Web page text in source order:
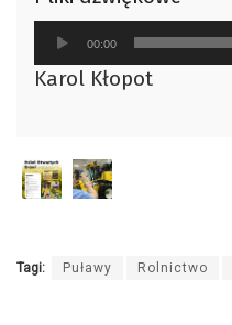
Odtwarzacz
plików
dźwiękowych
00:00
Karol Kłopot
Tagi: Puławy Rolnictwo